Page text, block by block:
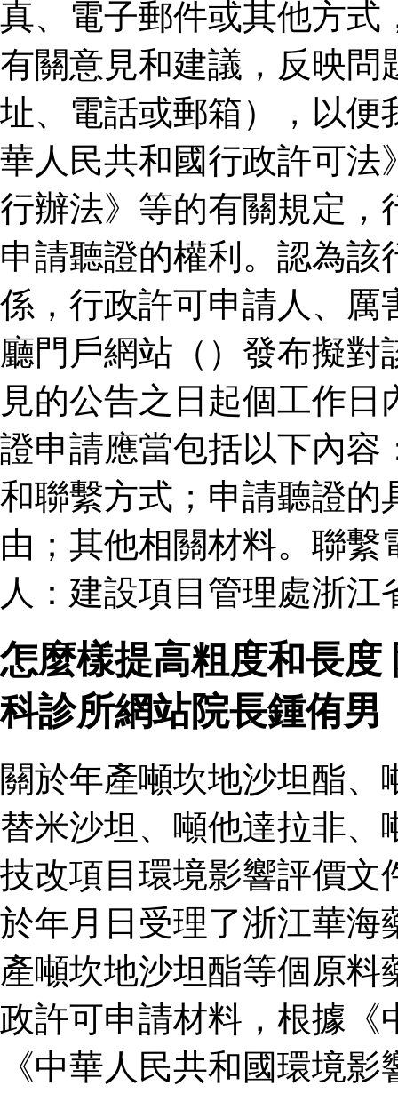
真、電子郵件或其他方式
有關意見和建議，反映問
址、電話或郵箱），以便
華人民共和國行政許可法
行辦法》等的有關規定，
申請聽證的權利。認為
係，行政許可申請人、厲
廳門戶網站（）發布擬
見的公告之日起個工作
證申請應當包括以下內容
和聯繫方式；申請聽證的
由；其他相關材料。聯
人：建設項目管理處浙
怎麼樣提高粗度和長
科診所網站院長鍾侑男
關於年產噸坎地沙坦酯
替米沙坦、噸他達拉非
技改項目環境影響評價文
於年月日受理了浙江華海
產噸坎地沙坦酯等個原
政許可申請材料，根據《
《中華人民共和國環境